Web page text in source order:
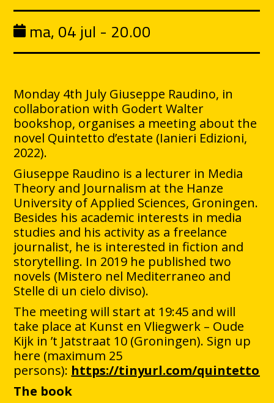
ma, 04 jul - 20.00
Monday 4th July Giuseppe Raudino, in
collaboration with Godert Walter
bookshop, organises a meeting about the
novel Quintetto d’estate (Ianieri Edizioni,
2022).
Giuseppe Raudino is a lecturer in Media
Theory and Journalism at the Hanze
University of Applied Sciences, Groningen.
Besides his academic interests in media
studies and his activity as a freelance
journalist, he is interested in fiction and
storytelling. In 2019 he published two
novels (Mistero nel Mediterraneo and
Stelle di un cielo diviso).
The meeting will start at 19:45 and will
take place at Kunst en Vliegwerk – Oude
Kijk in ’t Jatstraat 10 (Groningen). Sign up
here (maximum 25
persons): https://tinyurl.com/quintetto
The book